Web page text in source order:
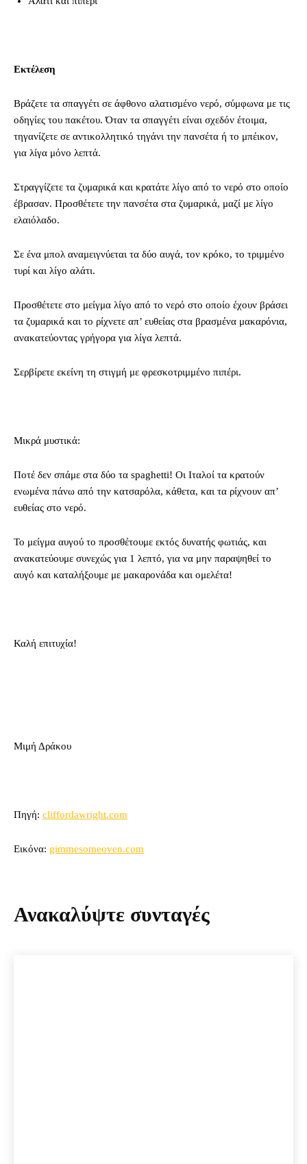
Εκτέλεση
Βράζετε τα σπαγγέτι σε άφθονο αλατισμένο νερό, σύμφωνα με τις
οδηγίες του πακέτου. Όταν τα σπαγγέτι είναι σχεδόν έτοιμα,
τηγανίζετε σε αντικολλητικό τηγάνι την πανσέτα ή το μπέικον,
για λίγα μόνο λεπτά.
Στραγγίζετε τα ζυμαρικά και κρατάτε λίγο από το νερό στο οποίο
έβρασαν. Προσθέτετε την πανσέτα στα ζυμαρικά, μαζί με λίγο
ελαιόλαδο.
Σε ένα μπολ αναμειγνύεται τα δύο αυγά, τον κρόκο, το τριμμένο
τυρί και λίγο αλάτι.
Προσθέτετε στο μείγμα λίγο από το νερό στο οποίο έχουν βράσει
τα ζυμαρικά και το ρίχνετε απ’ ευθείας στα βρασμένα μακαρόνια,
ανακατεύοντας γρήγορα για λίγα λεπτά.
Σερβίρετε εκείνη τη στιγμή με φρεσκοτριμμένο πιπέρι.
Μικρά μυστικά:
Ποτέ δεν σπάμε στα δύο τα spaghetti! Οι Ιταλοί τα κρατούν
ενωμένα πάνω από την κατσαρόλα, κάθετα, και τα ρίχνουν απ’
ευθείας στο νερό.
Το μείγμα αυγού το προσθέτουμε εκτός δυνατής φωτιάς, και
ανακατεύουμε συνεχώς για 1 λεπτό, για να μην παραψηθεί το
αυγό και καταλήξουμε με μακαρονάδα και ομελέτα!
Καλή επιτυχία!
Μιμή Δράκου
Πηγή: cliffordawright.com
Eικόνα: gimmesomeoven.com
Ανακαλύψτε συνταγές